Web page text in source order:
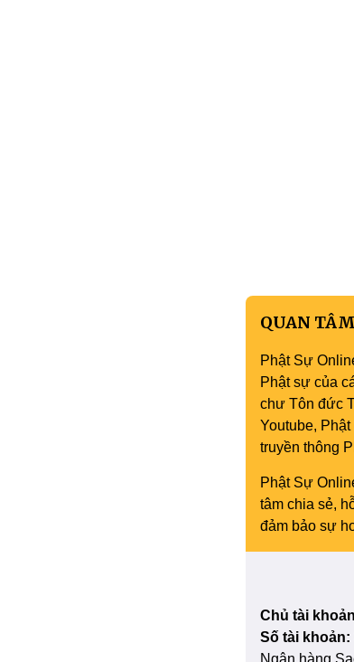
QUAN
Phật Sự
Phật sự của
chư Tôn đức
Youtube,
truyền thông
Phật Sự
tâm chia sẻ,
đảm bảo sự
Chủ tài
Số tài khoản: